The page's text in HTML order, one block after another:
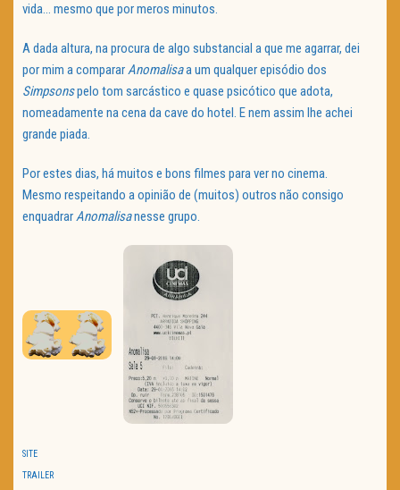
vida… mesmo que por meros minutos.
A dada altura, na procura de algo substancial a que me agarrar, dei
por mim a compararAnomalisaa um qualquer episódio dos
Simpsonspelo tom sarcástico e quase psicótico que adota,
nomeadamente na cena da cave do hotel. E nem assim lhe achei
grande piada.
Por estes dias, há muitos e bons filmes para ver no cinema.
Mesmo respeitando a opinião de (muitos) outros não consigo
enquadrarAnomalisanesse grupo.
SITE
TRAILER